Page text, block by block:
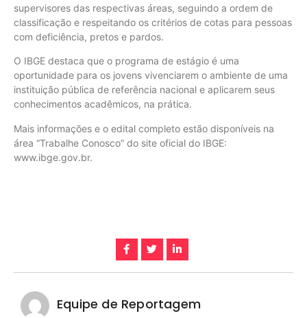
supervisores das respectivas áreas, seguindo a ordem de
classificação e respeitando os critérios de cotas para pessoas
com deficiência, pretos e pardos.
O IBGE destaca que o programa de estágio é uma
oportunidade para os jovens vivenciarem o ambiente de uma
instituição pública de referência nacional e aplicarem seus
conhecimentos acadêmicos, na prática.
Mais informações e o edital completo estão disponíveis na
área “Trabalhe Conosco” do site oficial do IBGE:
www.ibge.gov.br.
Equipe de Reportagem